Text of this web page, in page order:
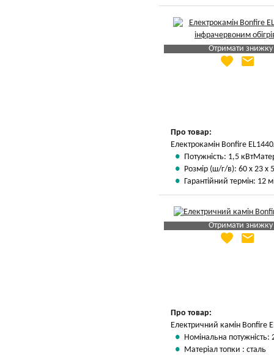
Отримати знижку
Яка Ваша ціна
favorite email
Про товар:
Електрокамін Bonfire
Потужність: 1,5 кВт
Розмір (ш/г/в): 60 х 23 х
Гарантійний термін: 12
Отримати знижку
Яка Ваша ціна
favorite email
Про товар:
Електричний камін Bonfire
Номінальна потужність:
Матеріал топки : сталь